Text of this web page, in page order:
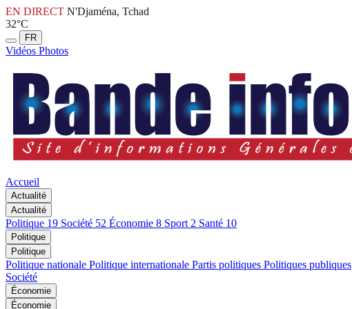
EN DIRECT N'Djaména, Tchad
32°C
FR
Vidéos Photos
Accueil
Actualité
Actualité
Politique 19 Société 52 Économie 8 Sport 2 Santé 10
Politique
Politique
Politique nationale Politique internationale Partis politiques Politiques publiques
Société
Économie
Économie